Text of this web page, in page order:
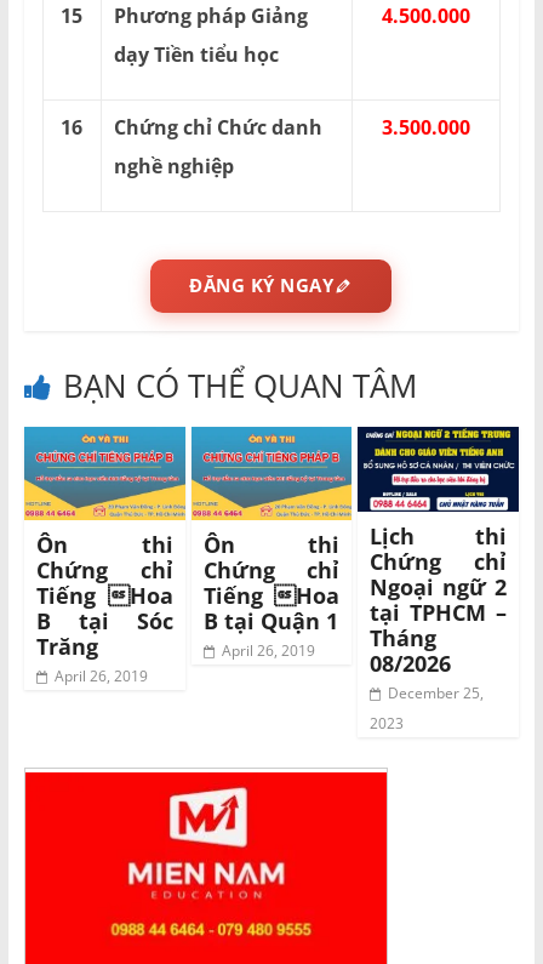
15
Phương pháp Giảng
dạy Tiền tiểu học
4.500.000
16
Chứng chỉ Chức danh
nghề nghiệp
3.500.000
ĐĂNG KÝ NGAY
BẠN CÓ THỂ QUAN TÂM
Ôn thi
Chứng chỉ
Tiếng Hoa
B tại Sóc
Trăng
April 26, 2019
Ôn thi
Chứng chỉ
Tiếng Hoa
B tại Quận 1
April 26, 2019
Lịch thi
Chứng chỉ
Ngoại ngữ 2
tại TPHCM –
Tháng
08/2026
December 25,
2023